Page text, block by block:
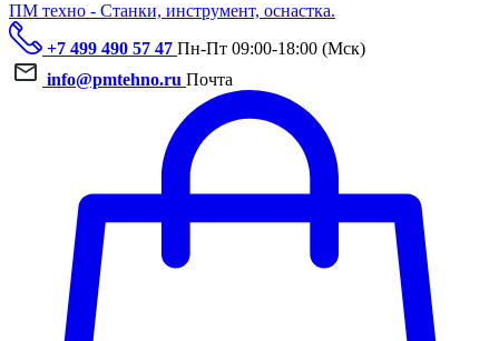
ПМ техно - Станки, инструмент, оснастка.
+7 499 490 57 47 Пн-Пт 09:00-18:00 (Мск)
info@pmtehno.ru Почта